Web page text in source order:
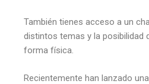
También tienes acceso a un
distintos temas y la posibilidad
forma física.
Recientemente han lanzado